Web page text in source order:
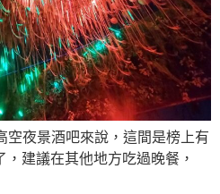
空夜景酒吧來說，這間是榜上有
建議在其他地方吃過晚餐，